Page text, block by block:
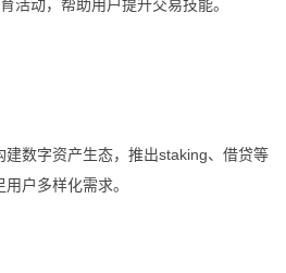
活动，帮助用户提升交易技能。
建数字资产生态，推出staking、借贷等
户多样化需求。